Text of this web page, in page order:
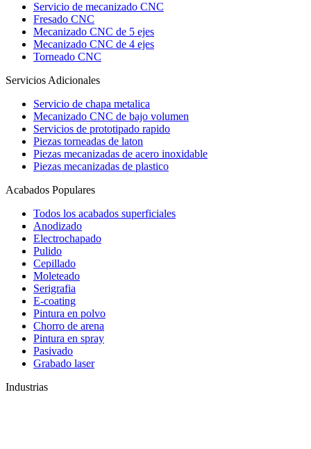
Servicio de mecanizado CNC
Fresado CNC
Mecanizado CNC de 5 ejes
Mecanizado CNC de 4 ejes
Torneado CNC
Servicios Adicionales
Servicio de chapa metalica
Mecanizado CNC de bajo volumen
Servicios de prototipado rapido
Piezas torneadas de laton
Piezas mecanizadas de acero inoxidable
Piezas mecanizadas de plastico
Acabados Populares
Todos los acabados superficiales
Anodizado
Electrochapado
Pulido
Cepillado
Moleteado
Serigrafia
E-coating
Pintura en polvo
Chorro de arena
Pintura en spray
Pasivado
Grabado laser
Industrias